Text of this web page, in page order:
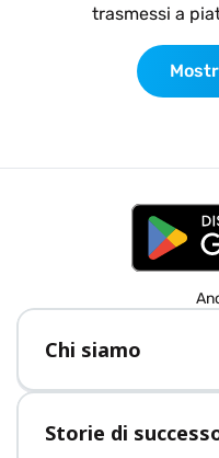
trasmessi a
Chi siamo
Chi siamo
Lavori
Stampa
Storie di